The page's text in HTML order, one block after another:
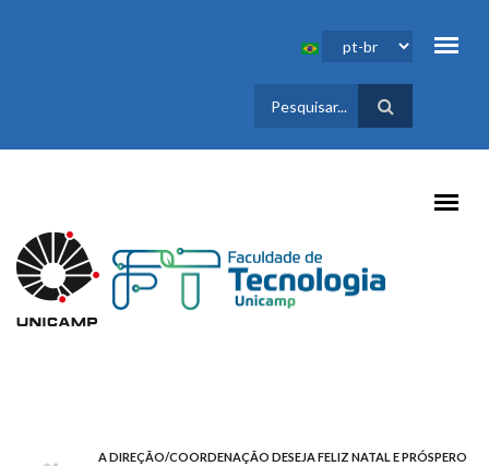
FORMULÁRIO
DE BUSCA
A DIREÇÃO/COORDENAÇÃO DESEJA FELIZ NATAL E PRÓSPERO